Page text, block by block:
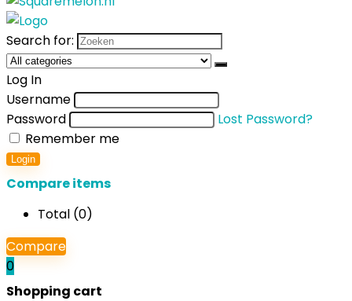
Search for:
Log In
Username
Password
Lost Password?
Remember me
Login
Compare items
Total (0)
Compare
0
Shopping cart